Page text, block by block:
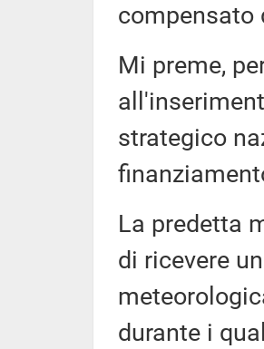
compensato
Mi preme,
strategico
La predetta
di ricevere
durante i